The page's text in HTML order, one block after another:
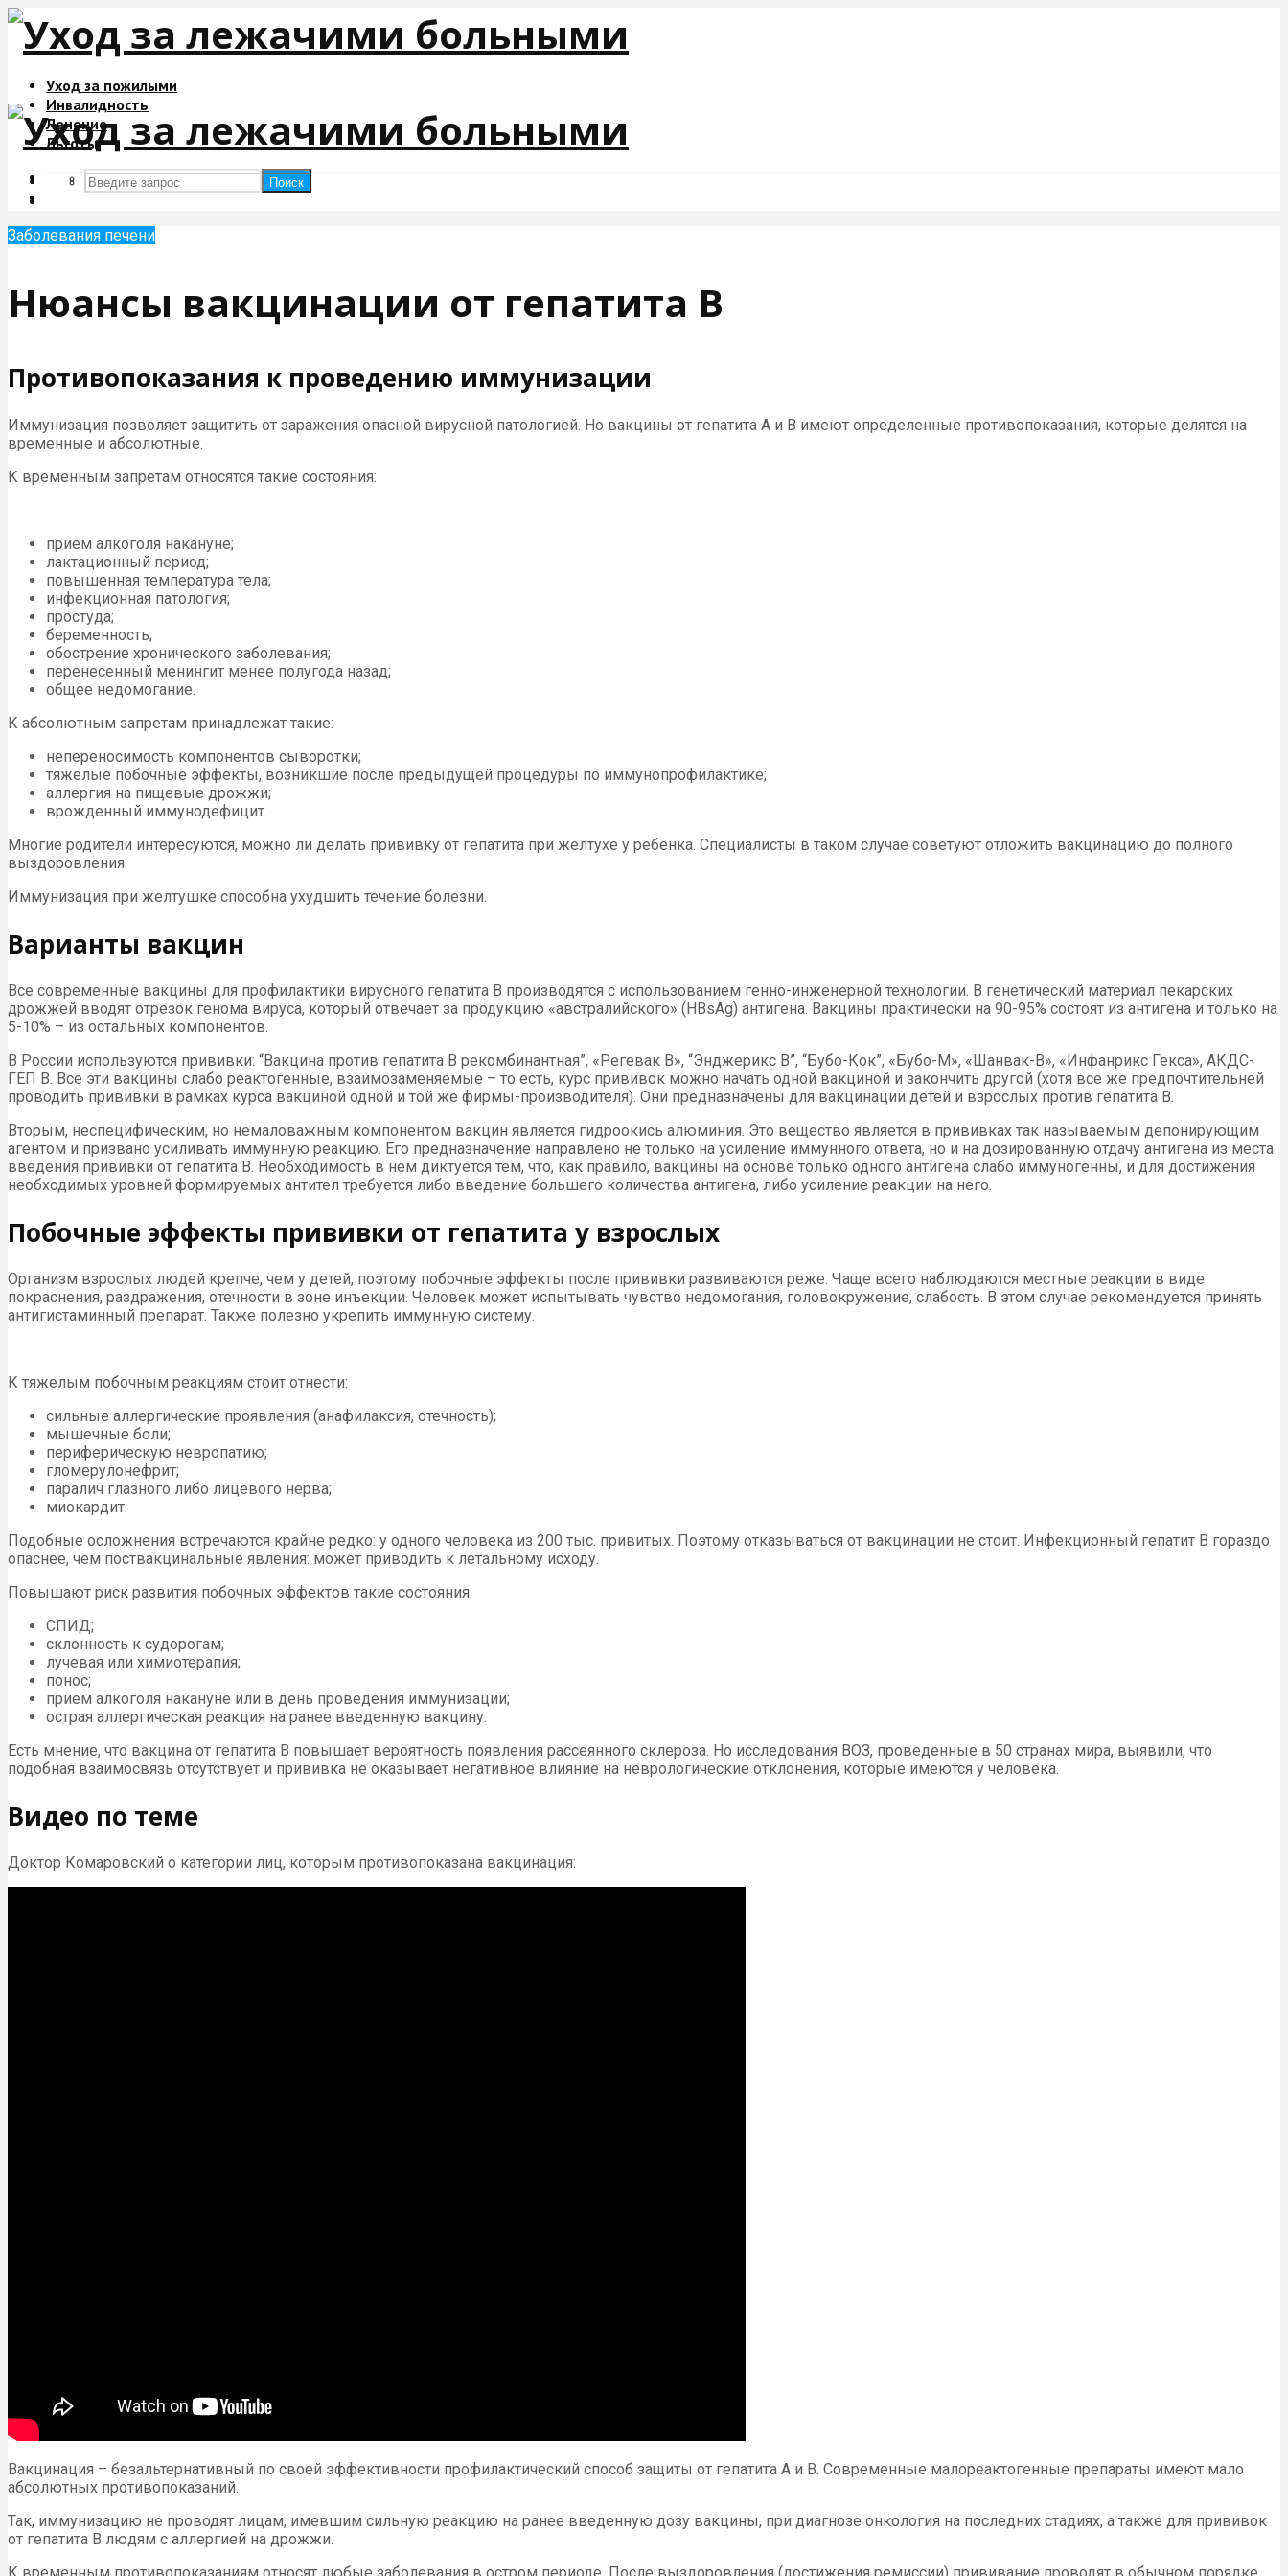
Уход за пожилыми
Инвалидность
Лечение
Льготы
Поиск
Поиск
Заболевания печени
Нюансы вакцинации от гепатита В
Противопоказания к проведению иммунизации
Иммунизация позволяет защитить от заражения опасной вирусной патологией. Но вакцины от гепатита А и В имеют определенные противопоказания, которые делятся на
временные и абсолютные.
К временным запретам относятся такие состояния:
прием алкоголя накануне;
лактационный период;
повышенная температура тела;
инфекционная патология;
простуда;
беременность;
обострение хронического заболевания;
перенесенный менингит менее полугода назад;
общее недомогание.
К абсолютным запретам принадлежат такие:
непереносимость компонентов сыворотки;
тяжелые побочные эффекты, возникшие после предыдущей процедуры по иммунопрофилактике;
аллергия на пищевые дрожжи;
врожденный иммунодефицит.
Многие родители интересуются, можно ли делать прививку от гепатита при желтухе у ребенка. Специалисты в таком случае советуют отложить вакцинацию до полного
выздоровления.
Иммунизация при желтушке способна ухудшить течение болезни.
Варианты вакцин
Все современные вакцины для профилактики вирусного гепатита В производятся с использованием генно-инженерной технологии. В генетический материал пекарских
дрожжей вводят отрезок генома вируса, который отвечает за продукцию «австралийского» (HBsAg) антигена. Вакцины практически на 90-95% состоят из антигена и только на
5-10% – из остальных компонентов.
В России используются прививки: “Вакцина против гепатита В рекомбинантная”, «Регевак В», “Энджерикс В”, “Бубо-Кок”, «Бубо-М», «Шанвак-В», «Инфанрикс Гекса», АКДС-
ГЕП В. Все эти вакцины слабо реактогенные, взаимозаменяемые – то есть, курс прививок можно начать одной вакциной и закончить другой (хотя все же предпочтительней
проводить прививки в рамках курса вакциной одной и той же фирмы-производителя). Они предназначены для вакцинации детей и взрослых против гепатита В.
Вторым, неспецифическим, но немаловажным компонентом вакцин является гидроокись алюминия. Это вещество является в прививках так называемым депонирующим
агентом и призвано усиливать иммунную реакцию. Его предназначение направлено не только на усиление иммунного ответа, но и на дозированную отдачу антигена из места
введения прививки от гепатита B. Необходимость в нем диктуется тем, что, как правило, вакцины на основе только одного антигена слабо иммуногенны, и для достижения
необходимых уровней формируемых антител требуется либо введение большего количества антигена, либо усиление реакции на него.
Побочные эффекты прививки от гепатита у взрослых
Организм взрослых людей крепче, чем у детей, поэтому побочные эффекты после прививки развиваются реже. Чаще всего наблюдаются местные реакции в виде
покраснения, раздражения, отечности в зоне инъекции. Человек может испытывать чувство недомогания, головокружение, слабость. В этом случае рекомендуется принять
антигистаминный препарат. Также полезно укрепить иммунную систему.
К тяжелым побочным реакциям стоит отнести:
сильные аллергические проявления (анафилаксия, отечность);
мышечные боли;
периферическую невропатию;
гломерулонефрит;
паралич глазного либо лицевого нерва;
миокардит.
Подобные осложнения встречаются крайне редко: у одного человека из 200 тыс. привитых. Поэтому отказываться от вакцинации не стоит. Инфекционный гепатит В гораздо
опаснее, чем поствакцинальные явления: может приводить к летальному исходу.
Повышают риск развития побочных эффектов такие состояния:
СПИД;
склонность к судорогам;
лучевая или химиотерапия;
понос;
прием алкоголя накануне или в день проведения иммунизации;
острая аллергическая реакция на ранее введенную вакцину.
Есть мнение, что вакцина от гепатита В повышает вероятность появления рассеянного склероза. Но исследования ВОЗ, проведенные в 50 странах мира, выявили, что
подобная взаимосвязь отсутствует и прививка не оказывает негативное влияние на неврологические отклонения, которые имеются у человека.
Видео по теме
Доктор Комаровский о категории лиц, которым противопоказана вакцинация:
Вакцинация – безальтернативный по своей эффективности профилактический способ защиты от гепатита А и В. Современные малореактогенные препараты имеют мало
абсолютных противопоказаний.
Так, иммунизацию не проводят лицам, имевшим сильную реакцию на ранее введенную дозу вакцины, при диагнозе онкология на последних стадиях, а также для прививок
от гепатита В людям с аллергией на дрожжи.